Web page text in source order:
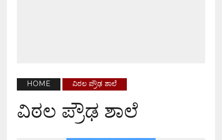
HOME ವಿಠಲ ಪ್ರೌಢ ಶಾಲೆ
ವಿಠಲ ಪ್ರೌಢ ಶಾಲೆ